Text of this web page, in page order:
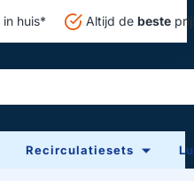
in huis* Altijd de beste
Recirculatiesets